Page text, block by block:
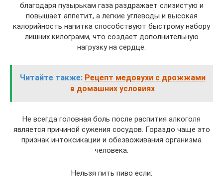
благодаря пузырькам газа раздражает слизистую и
повышает аппетит, а легкие углеводы и высокая
калорийность напитка способствуют быстрому набору
лишних килограмм, что создаёт дополнительную
нагрузку на сердце.
Читайте также: Рецепт медовухи с дрожжами
в домашних условиях
Не всегда головная боль после распития алкоголя
является причиной сужения сосудов. Гораздо чаще это
признак интоксикации и обезвоживания организма
человека.
Нельзя пить пиво если: